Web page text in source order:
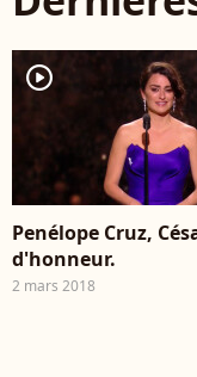
2023 © Olivier
player2
Penélope Cruz,
d'honneur.
2 mars 2018